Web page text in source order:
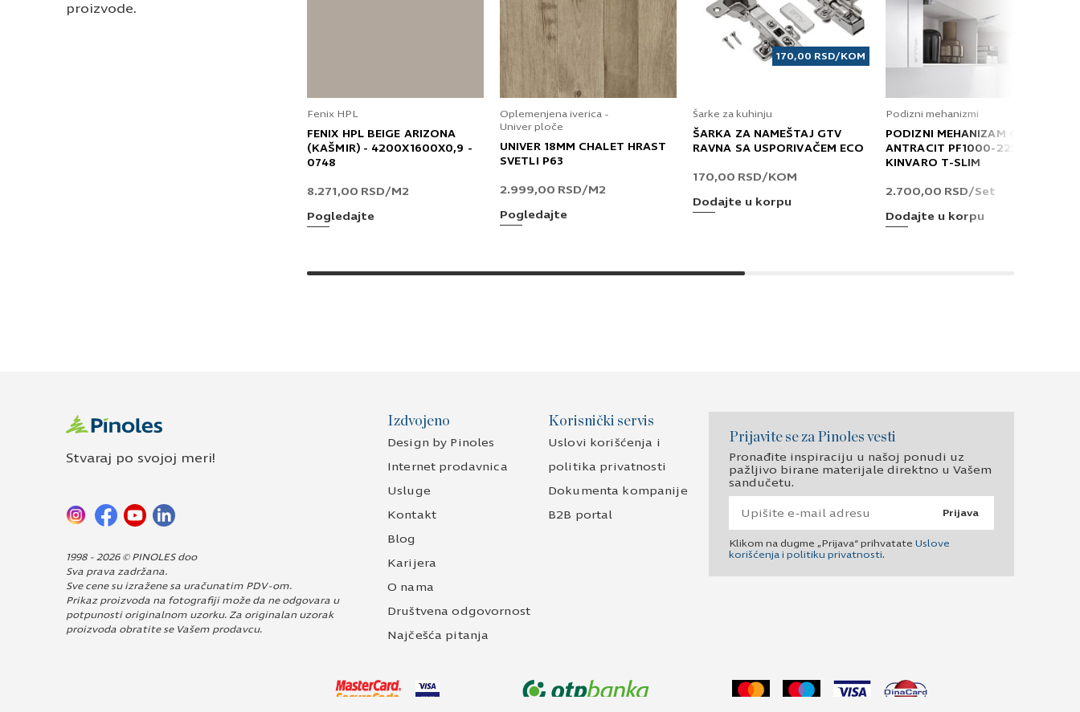
proizvode.
Fenix HPL
FENIX HPL BEIGE ARIZONA
(KAŠMIR) - 4200X1600X0,9 -
0748
8.271,00 RSD/M2
Pogledajte
Oplemenjena iverica -
Univer ploče
UNIVER 18MM CHALET HRAST
SVETLI P63
2.999,00 RSD/M2
Pogledajte
170,00 RSD/KOM
Šarke za kuhinju
ŠARKA ZA NAMEŠTAJ GTV
RAVNA SA USPORIVAČEM ECO
170,00 RSD/KOM
Dodajte u korpu
Podizni mehanizmi
PODIZNI MEHANIZAM GRASS
ANTRACIT PF1000-2250 T
KINVARO T-SLIM
2.700,00 RSD/Set
Dodajte u korpu
Stvaraj po svojoj meri!
1998 - 2026 © PINOLES doo
Sva prava zadržana.
Sve cene su izražene sa uračunatim PDV-om.
Prikaz proizvoda na fotografiji može da ne odgovara u
potpunosti originalnom uzorku. Za originalan uzorak
proizvoda obratite se Vašem prodavcu.
Izdvojeno
Design by Pinoles
Internet prodavnica
Usluge
Kontakt
Blog
Karijera
O nama
Društvena odgovornost
Najčešća pitanja
Korisnički servis
Uslovi korišćenja i
politika privatnosti
Dokumenta kompanije
B2B portal
Prijavite se za Pinoles vesti
Pronađite inspiraciju u našoj ponudi uz
pažljivo birane materijale direktno u Vašem
sandučetu.
Prijava
Klikom na dugme „Prijava“ prihvatate Uslove
korišćenja i politiku privatnosti.